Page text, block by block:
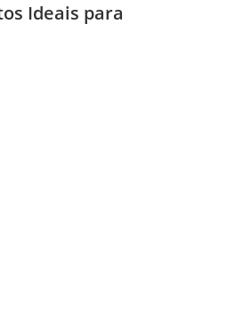
Ideais para